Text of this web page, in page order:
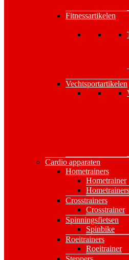
Fitnessartikelen
Vechtsportartikelen
Cardio apparaten
Hometrainers
Hometrainer
Crosstrainers
Crosstrainer
Spinningsfietsen
Spinbike
Roeitrainers
Roeitrainer